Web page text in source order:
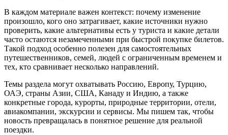
В каждом материале важен контекст: почему изменение
произошло, кого оно затрагивает, какие источники нужно
проверить, какие альтернативы есть у туриста и какие детали
часто остаются незамеченными при быстрой покупке билетов.
Такой подход особенно полезен для самостоятельных
путешественников, семей, людей с ограниченным временем и
тех, кто сравнивает несколько направлений.
Темы раздела могут охватывать Россию, Европу, Турцию,
ОАЭ, страны Азии, США, Канаду и Индию, а также
конкретные города, курорты, природные территории, отели,
авиакомпании, экскурсии и сервисы. Мы пишем так, чтобы
новость превращалась в понятное решение для реальной
поездки.